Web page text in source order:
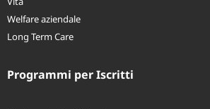
Long Term Care
Programmi per Iscritti